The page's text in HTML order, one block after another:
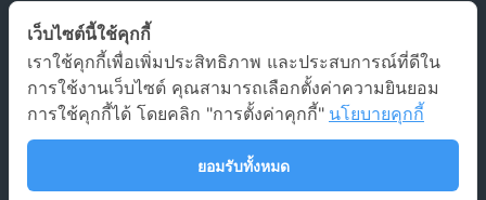
Agentic-ai solutions
173 หมู่บ้านศิขริน ซอยรามคำแหง 24 แยก 30 แขวงหัวหมาก เขต
บางกะปิ กรุงเทพฯ 10240
เว็บไซต์นี้ใช้คุกกี้
เราใช้คุกกี้เพื่อเพิ่มประสิทธิภาพ และประสบการณ์ที่ดีใน
การใช้งานเว็บไซต์ คุณสามารถเลือกตั้งค่าความยินยอม
การใช้คุกกี้ได้ โดยคลิก "การตั้งค่าคุกกี้" นโยบายคุกกี้
ยอมรับทั้งหมด